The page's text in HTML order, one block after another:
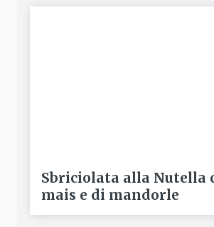
Sbriciolata alla Nutella
mais e di mandorle